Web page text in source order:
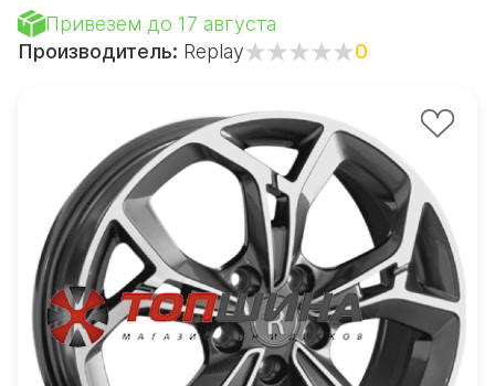
Привезем до 17 августа
Производитель: Replay 0